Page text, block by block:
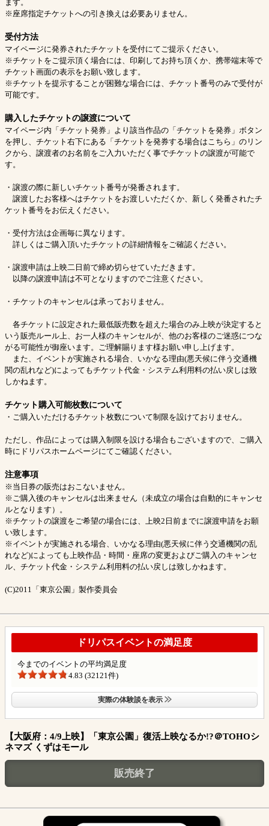
ます。
※座席指定チケットへの引き換えは必要ありません。
受付方法
マイページに発券されたチケットを受付にてご提示ください。
※チケットをご提示頂く場合には、印刷してお持ち頂くか、携帯端末等で
チケット画面の表示をお願い致します。
※チケットを提示することが困難な場合には、チケット番号のみで受付が
可能です。
購入したチケットの譲渡について
マイページ内「チケット発券」より該当作品の「チケットを発券」ボタン
を押し、チケット右下にある「チケットを発券する場合はこちら」のリン
クから、譲渡者のお名前をご入力いただく事でチケットの譲渡が可能で
す。
・譲渡の際に新しいチケット番号が発番されます。
譲渡したお客様へはチケットをお渡しいただくか、新しく発番されたチ
ケット番号をお伝えください。
・受付方法は企画毎に異なります。
詳しくはご購入頂いたチケットの詳細情報をご確認ください。
・譲渡申請は上映二日前で締め切らせていただきます。
以降の譲渡申請は不可となりますのでご注意ください。
・チケットのキャンセルは承っておりません。
各チケットに設定された最低販売数を超えた場合のみ上映が決定すると
いう販売ルール上、お一人様のキャンセルが、他のお客様のご迷惑につな
がる可能性が御座います。ご理解賜ります様お願い申し上げます。
また、イベントが実施される場合、いかなる理由(悪天候に伴う交通機
関の乱れなど)によってもチケット代金・システム利用料の払い戻しは致
しかねます。
チケット購入可能枚数について
・ご購入いただけるチケット枚数について制限を設けておりません。
ただし、作品によっては購入制限を設ける場合もございますので、ご購入
時にドリパスホームページにてご確認ください。
注意事項
※当日券の販売はおこないません。
※ご購入後のキャンセルは出来ません（未成立の場合は自動的にキャンセ
ルとなります）。
※チケットの譲渡をご希望の場合には、上映2日前までに譲渡申請をお願
い致します。
※イベントが実施される場合、いかなる理由(悪天候に伴う交通機関の乱
れなど)によっても上映作品・時間・座席の変更およびご購入のキャンセ
ル、チケット代金・システム利用料の払い戻しは致しかねます。
(C)2011「東京公園」製作委員会
ドリパスイベントの満足度
今までのイベントの平均満足度
4.83 (32121件)
実際の体験談を表示
【大阪府：4/9上映】「東京公園」復活上映なるか!?＠TOHOシ
ネマズ くずはモール
販売終了